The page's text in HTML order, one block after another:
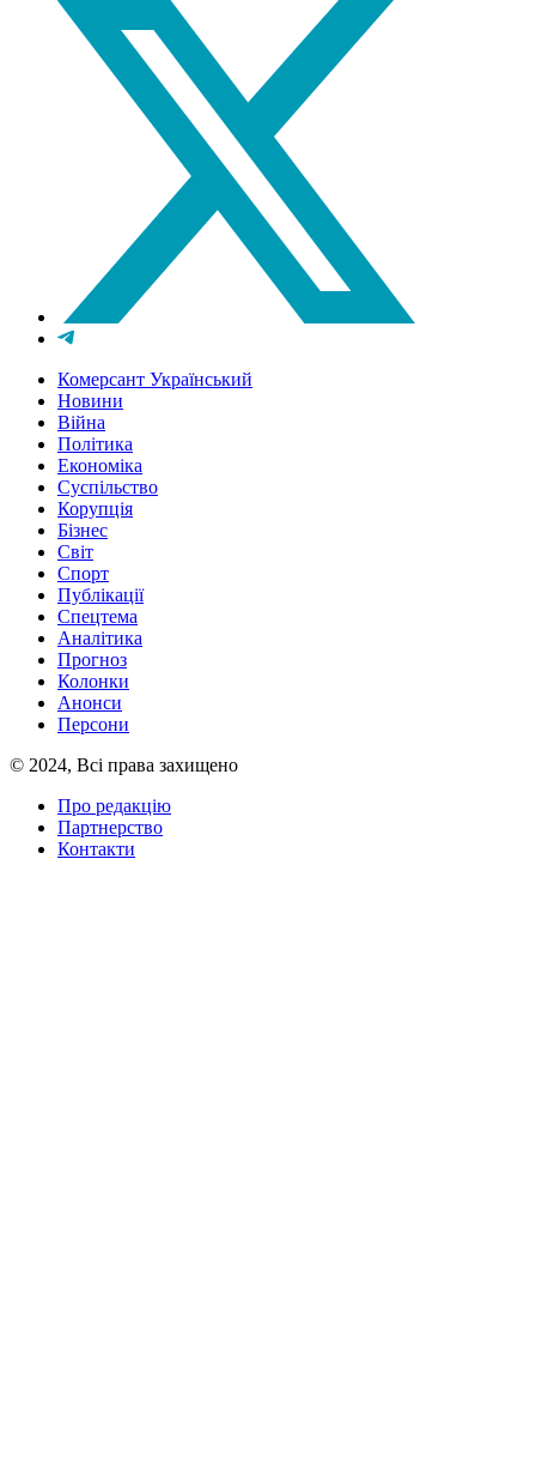
Комерсант Український
Новини
Війна
Політика
Економіка
Суспільство
Корупція
Бізнес
Світ
Спорт
Публікації
Спецтема
Аналітика
Прогноз
Колонки
Анонси
Персони
© 2024, Всі права захищено
Про редакцію
Партнерство
Контакти